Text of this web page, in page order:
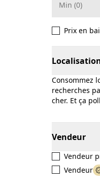
Prix en
Consommez
recherches
cher. Et ça
Vendeur
Vendeur
Vendeur